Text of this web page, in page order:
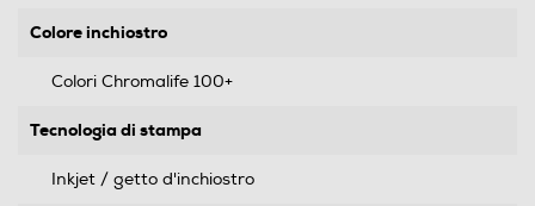
Colore inchiostro
Colori Chromalife 100+
Tecnologia di stampa
Inkjet / getto d'inchiostro